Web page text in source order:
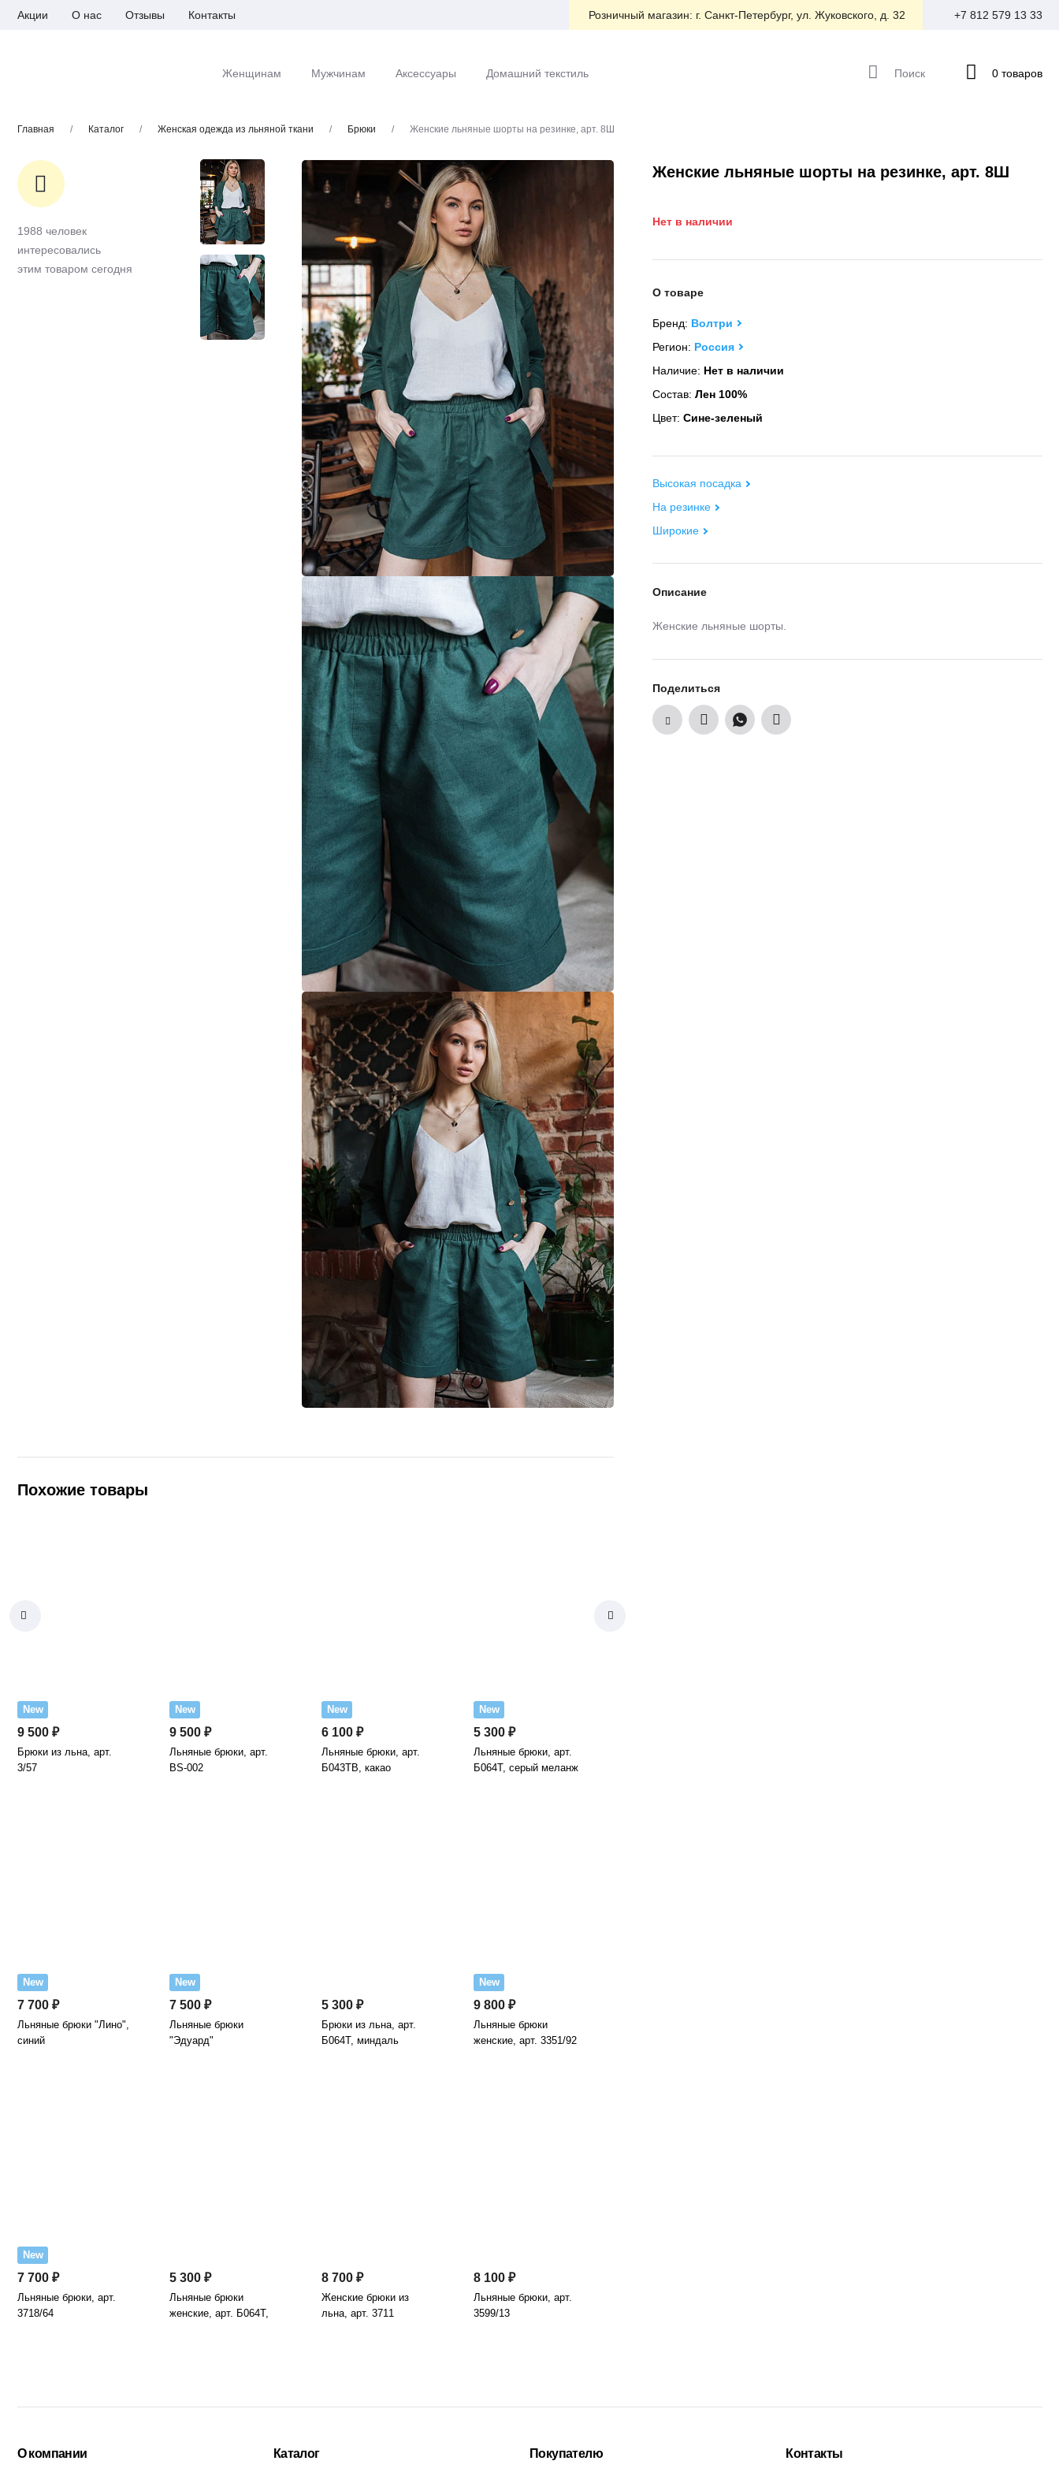
Акции О нас Отзывы Контакты Розничный магазин: г. Санкт-Петербург, ул. Жуковского, д. 32 +7 812 579 13 33
Женщинам Мужчинам Аксессуары Домашний текстиль Поиск 0 товаров
Главная / Каталог / Женская одежда из льняной ткани / Брюки / Женские льняные шорты на резинке, арт. 8Ш
Женские льняные шорты на резинке, арт. 8Ш
Нет в наличии
О товаре
Бренд: Волтри
Регион: Россия
Наличие: Нет в наличии
Состав: Лен 100%
Цвет: Сине-зеленый
Высокая посадка
На резинке
Широкие
Описание
Женские льняные шорты.
Поделиться
1988 человек
интересовались
этим товаром сегодня
Похожие товары
New
9 500 ₽
Брюки из льна, арт.
3/57
New
9 500 ₽
Льняные брюки, арт.
BS-002
New
6 100 ₽
Льняные брюки, арт.
Б043ТВ, какао
New
5 300 ₽
Льняные брюки, арт.
Б064Т, серый меланж
New
7 700 ₽
Льняные брюки "Лино",
синий
New
7 500 ₽
Льняные брюки
"Эдуард"
5 300 ₽
Брюки из льна, арт.
Б064Т, миндаль
New
9 800 ₽
Льняные брюки
женские, арт. 3351/92
New
7 700 ₽
Льняные брюки, арт.
3718/64
5 300 ₽
Льняные брюки
женские, арт. Б064Т,
8 700 ₽
Женские брюки из
льна, арт. 3711
8 100 ₽
Льняные брюки, арт.
3599/13
О компании Каталог Покупателю Контакты